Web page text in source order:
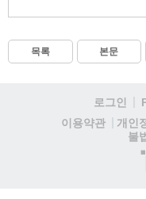
목록 본문
로그인
이용약관
개인
불